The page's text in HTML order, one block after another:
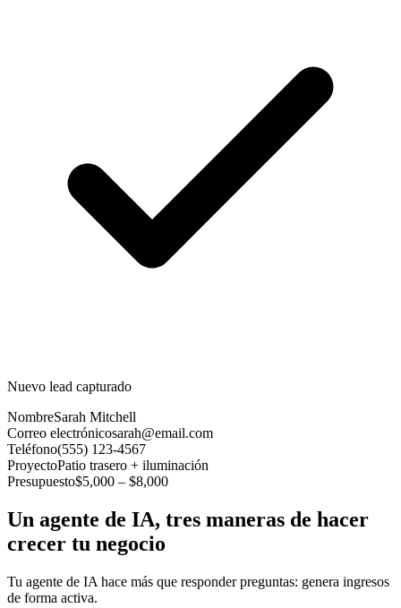
Nuevo lead capturado
NombreSarah Mitchell
Correo electrónicosarah@email.com
Teléfono(555) 123-4567
ProyectoPatio trasero + iluminación
Presupuesto$5,000 – $8,000
Un agente de IA, tres maneras de hacer
crecer tu negocio
Tu agente de IA hace más que responder preguntas: genera ingresos
de forma activa.